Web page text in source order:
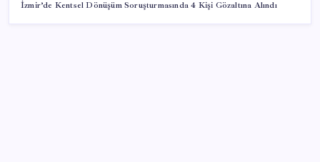
İzmir’de Kentsel Dönüşüm Soruşturmasında 4 Kişi Gözaltına Alındı